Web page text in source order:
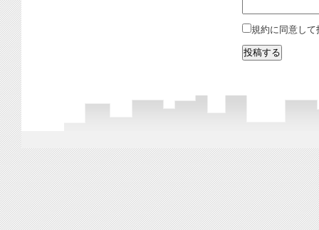
規約に同意して